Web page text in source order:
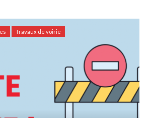
Travaux de voirie